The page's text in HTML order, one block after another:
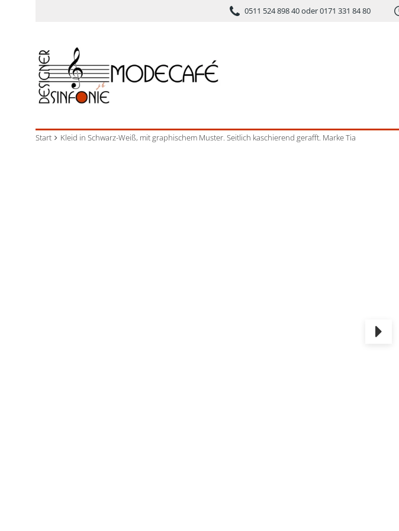
0511 524 898 40 oder 0171 331 84 80
Start Kleid in Schwarz-Weiß, mit graphischem Muster. Seitlich kaschierend gerafft. Marke Tia